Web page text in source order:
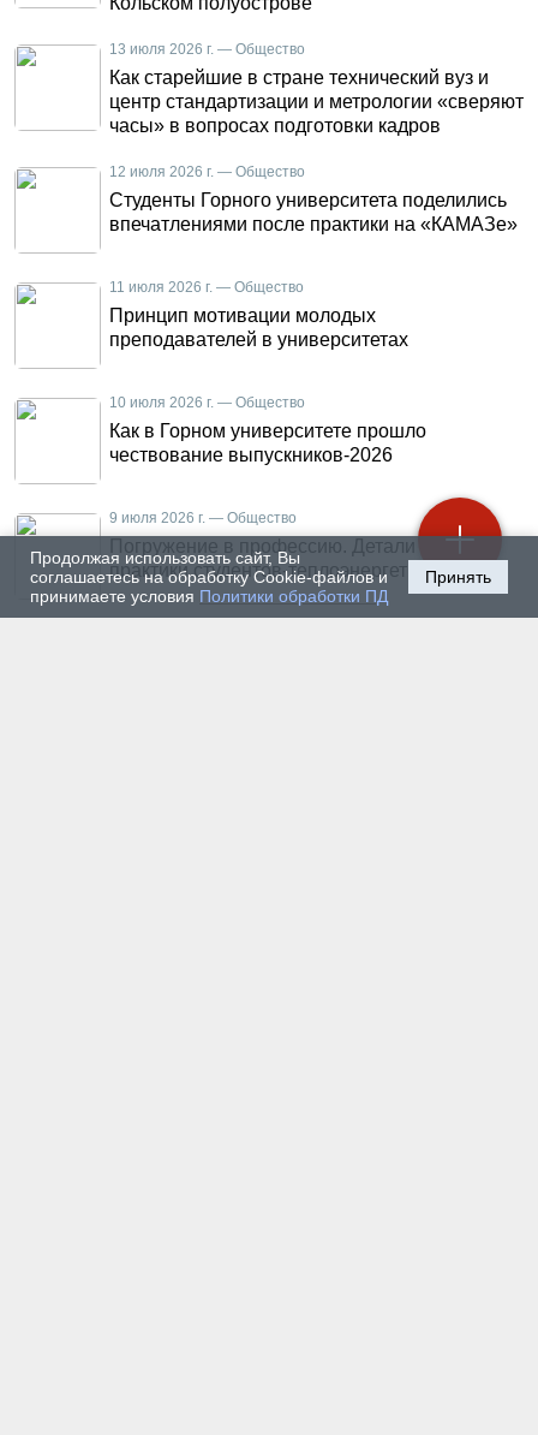
Продолжая использовать сайт, Вы
соглашаетесь на обработку Cookie-файлов и
принимаете условия Политики обработки ПД
Принять
13 июля 2026 г. — Общество
Как старейшие в стране технический вуз и
центр стандартизации и метрологии «сверяют
часы» в вопросах подготовки кадров
12 июля 2026 г. — Общество
Студенты Горного университета поделились
впечатлениями после практики на «КАМАЗе»
11 июля 2026 г. — Общество
Принцип мотивации молодых
преподавателей в университетах
10 июля 2026 г. — Общество
Как в Горном университете прошло
чествование выпускников-2026
9 июля 2026 г. — Общество
Погружение в профессию. Детали летней
практики студентов-теплоэнергетиков